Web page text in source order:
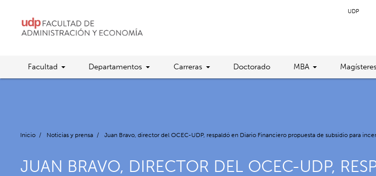
UDP
Facultad Departamentos Carreras Doctorado MBA Magísteres
Inicio / Noticias y prensa / Juan Bravo, director del OCEC-UDP, respaldó en Diario Financiero propuesta de subsidio para
JUAN BRAVO, DIRECTOR DEL OCEC-UDP,